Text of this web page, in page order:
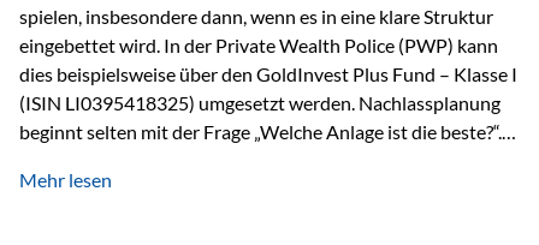
spielen, insbesondere dann, wenn es in eine klare Struktur
eingebettet wird. In der Private Wealth Police (PWP) kann
dies beispielsweise über den GoldInvest Plus Fund – Klasse I
(ISIN LI0395418325) umgesetzt werden. Nachlassplanung
beginnt selten mit der Frage „Welche Anlage ist die beste?“.
was bekommen – wann – und in welcher Struktur?Und vor
Mehr lesen